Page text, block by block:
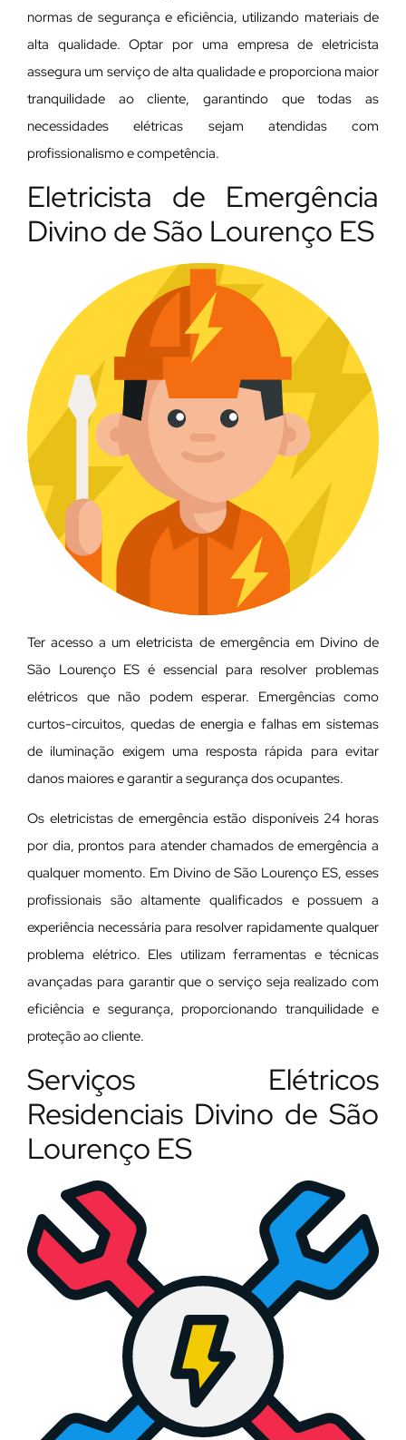
normas de segurança e eficiência, utilizando materiais de
alta qualidade. Optar por uma empresa de eletricista
assegura um serviço de alta qualidade e proporciona maior
tranquilidade ao cliente, garantindo que todas as
necessidades elétricas sejam atendidas com
profissionalismo e competência.
Eletricista de Emergência
Divino de São Lourenço ES
Ter acesso a um eletricista de emergência em Divino de
São Lourenço ES é essencial para resolver problemas
elétricos que não podem esperar. Emergências como
curtos-circuitos, quedas de energia e falhas em sistemas
de iluminação exigem uma resposta rápida para evitar
danos maiores e garantir a segurança dos ocupantes.
Os eletricistas de emergência estão disponíveis 24 horas
por dia, prontos para atender chamados de emergência a
qualquer momento. Em Divino de São Lourenço ES, esses
profissionais são altamente qualificados e possuem a
experiência necessária para resolver rapidamente qualquer
problema elétrico. Eles utilizam ferramentas e técnicas
avançadas para garantir que o serviço seja realizado com
eficiência e segurança, proporcionando tranquilidade e
proteção ao cliente.
Serviços Elétricos
Residenciais Divino de São
Lourenço ES